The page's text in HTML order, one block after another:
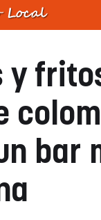
y
bar